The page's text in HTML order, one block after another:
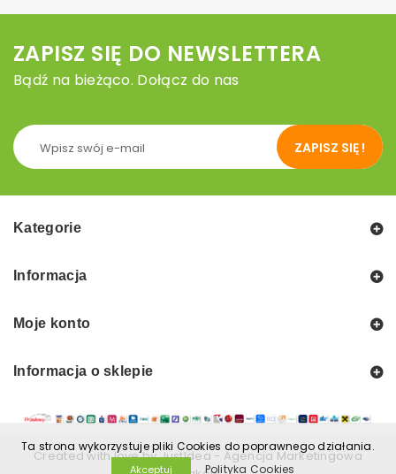
Ta strona wykorzystuje pliki Cookies do poprawnego działania.
Akceptuj Polityka Cookies
ZAPISZ SIĘ DO NEWSLETTERA
Bądź na bieżąco. Dołącz do nas
ZAPISZ SIĘ !
Kategorie
Informacja
Moje konto
Informacja o sklepie
Created with love byJustIdea- Agencja Marketingowa